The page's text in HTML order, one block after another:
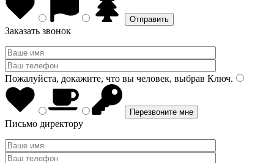
Заказать звонок
Пожалуйста, докажите, что вы человек, выбрав Ключ.
Письмо директору